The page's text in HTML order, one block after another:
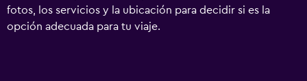
fotos, los servicios y la ubicación para decidir si es la
opción adecuada para tu viaje.